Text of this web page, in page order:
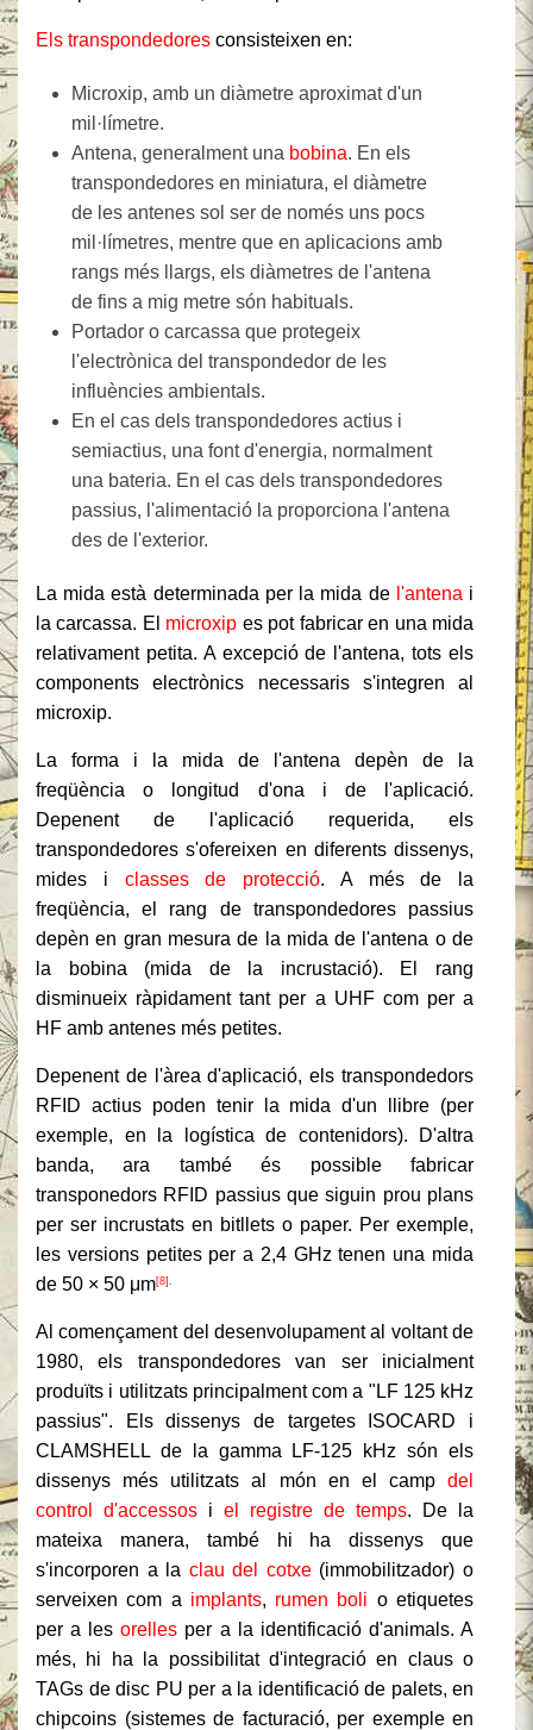
Els transpondedores consisteixen en:
Microxip, amb un diàmetre aproximat d'un
mil·límetre.
Antena, generalment una bobina. En els
transpondedores en miniatura, el diàmetre
de les antenes sol ser de només uns pocs
mil·límetres, mentre que en aplicacions amb
rangs més llargs, els diàmetres de l'antena
de fins a mig metre són habituals.
Portador o carcassa que protegeix
l'electrònica del transpondedor de les
influències ambientals.
En el cas dels transpondedores actius i
semiactius, una font d'energia, normalment
una bateria. En el cas dels transpondedores
passius, l'alimentació la proporciona l'antena
des de l'exterior.
La mida està determinada per la mida de l'antena i
la carcassa. El microxip es pot fabricar en una mida
relativament petita. A excepció de l'antena, tots els
components electrònics necessaris s'integren al
microxip.
La forma i la mida de l'antena depèn de la
freqüència o longitud d'ona i de l'aplicació.
Depenent de l'aplicació requerida, els
transpondedores s'ofereixen en diferents dissenys,
mides i classes de protecció. A més de la
freqüència, el rang de transpondedores passius
depèn en gran mesura de la mida de l'antena o de
la bobina (mida de la incrustació). El rang
disminueix ràpidament tant per a UHF com per a
HF amb antenes més petites.
Depenent de l'àrea d'aplicació, els transpondedors
RFID actius poden tenir la mida d'un llibre (per
exemple, en la logística de contenidors). D'altra
banda, ara també és possible fabricar
transponedors RFID passius que siguin prou plans
per ser incrustats en bitllets o paper. Per exemple,
les versions petites per a 2,4 GHz tenen una mida
de 50 × 50 μm[8].
Al començament del desenvolupament al voltant de
1980, els transpondedores van ser inicialment
produïts i utilitzats principalment com a "LF 125 kHz
passius". Els dissenys de targetes ISOCARD i
CLAMSHELL de la gamma LF-125 kHz són els
dissenys més utilitzats al món en el camp del
control d'accessos i el registre de temps. De la
mateixa manera, també hi ha dissenys que
s'incorporen a la clau del cotxe(immobilitzador) o
serveixen com a implants, rumen boli o etiquetes
per a lesorelles per a la identificació d'animals. A
més, hi ha la possibilitat d'integració en claus o
TAGs de disc PU per a la identificació de palets, en
chipcoins (sistemes de facturació, per exemple en